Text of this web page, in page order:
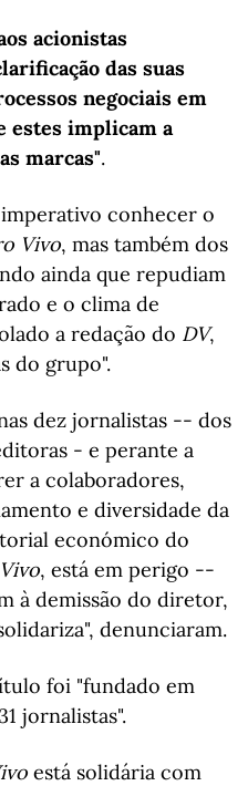
acionistas
das suas
negociais em
estes implicam a
marcas".
conhecer o
Vivo, mas também dos
ainda que repudiam
e o clima de
a redação do DV,
do grupo".
dez jornalistas -- dos
- e perante a
a colaboradores,
e diversidade da
económico do
, está em perigo --
à demissão do diretor,
denunciaram.
foi "fundado em
jornalistas".
está solidária com